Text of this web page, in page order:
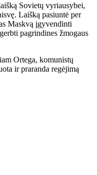
Sovietų vyriausybei,
Laišką pasiuntė per
Maskvą įgyvendinti
pagrindines žmogaus
Ortega, komunistų
ir praranda regėjimą